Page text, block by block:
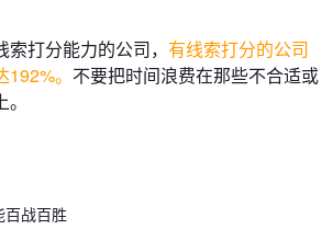
打分能力的公司， 有线索打分的公司
。 不要把时间浪费在那些不合适或
百战百胜